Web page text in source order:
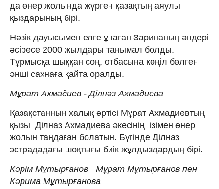
да өнер жолында жүрген қазақтың аяулы
қыздарының бірі.
Нәзік дауысымен елге ұнаған Заринаның әндері
әсіресе 2000 жылдары танымал болды.
Тұрмысқа шыққан соң, отбасына көңіл бөлген
әнші сахнаға қайта оралды.
Мұрат Ахмадиев - Ділнәз Ахмадиева
Қазақстанның халық әртісі Мұрат Ахмадиевтың
қызы Ділназ Ахмадиева әкесінің ізімен өнер
жолын таңдаған болатын. Бүгінде Ділназ
эстрададағы шоқтығы биік жұлдыздардың бірі.
Кәрім Мұтырғанов - Мұрат Мұтырғанов пен
Кәрима Мұтырғанова